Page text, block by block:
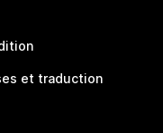
et traduction